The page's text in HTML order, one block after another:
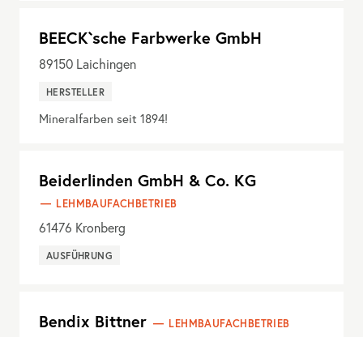
BEECK`sche Farbwerke GmbH
89150 Laichingen
HERSTELLER
Mineralfarben seit 1894!
Beiderlinden GmbH & Co. KG
LEHMBAUFACHBETRIEB
61476 Kronberg
AUSFÜHRUNG
Bendix Bittner LEHMBAUFACHBETRIEB